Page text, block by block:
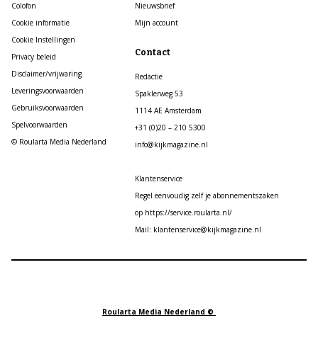
Colofon
Cookie informatie
Cookie Instellingen
Privacy beleid
Disclaimer/vrijwaring
Leveringsvoorwaarden
Gebruiksvoorwaarden
Spelvoorwaarden
© Roularta Media Nederland
Nieuwsbrief
Mijn account
Contact
Redactie
Spaklerweg 53
1114 AE Amsterdam
+31 (0)20 – 210 5300
info@kijkmagazine.nl
Klantenservice
Regel eenvoudig zelf je abonnementszaken
op https://service.roularta.nl/
Mail: klantenservice@kijkmagazine.nl
Roularta Media Nederland ©